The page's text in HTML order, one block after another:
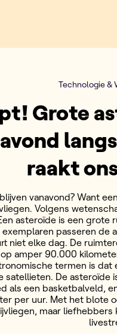
Technologie &
Grote
raakt
vanavond? Want
Volgens
asteroïde is een
exemplaren passeren de
niet elke dag. De
amper 90.000
termen is
satellieten. De
als een basketbalveld,
per uur. Met het blote
maar liefhebbers